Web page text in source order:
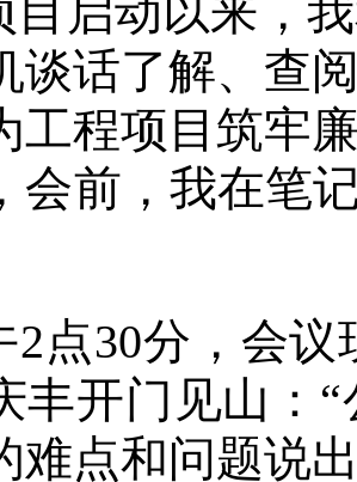
目启动以来，
谈话了解、查
工程项目筑牢
会前，我在笔
2点30分，会
丰开门见山：
难点和问题说